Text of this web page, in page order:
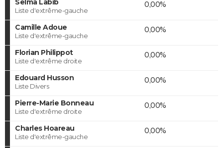
Selma Labib
Liste d'extrême-gauche
0,00%
Camille Adoue
Liste d'extrême-gauche
0,00%
Florian Philippot
Liste d'extrême droite
0,00%
Edouard Husson
Liste Divers
0,00%
Pierre-Marie Bonneau
Liste d'extrême droite
0,00%
Charles Hoareau
Liste d'extrême-gauche
0,00%